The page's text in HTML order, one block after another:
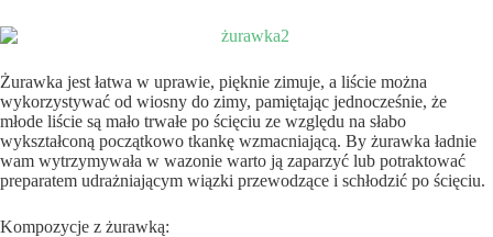
Żurawka jest łatwa w uprawie, pięknie zimuje, a liście można
wykorzystywać od wiosny do zimy, pamiętając jednocześnie, że
młode liście są mało trwałe po ścięciu ze względu na słabo
wykształconą początkowo tkankę wzmacniającą. By żurawka ładnie
wam wytrzymywała w wazonie warto ją zaparzyć lub potraktować
preparatem udrażniającym wiązki przewodzące i schłodzić po ścięciu.
Kompozycje z żurawką: